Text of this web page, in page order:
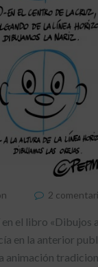
2
el libro «Dibujos
en la anterior
animación